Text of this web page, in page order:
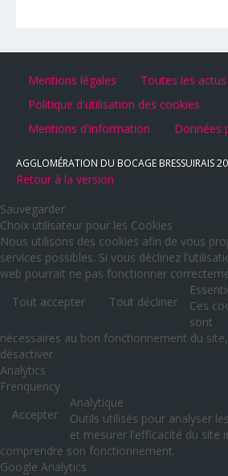
Mentions légales
Toutes les actus
Politique d'utilisation des cookies
Mentions d'information
Données
AGGLOMÉRATION DU BOCAGE BRESSUIRAIS
Retour à la version
Sauvegarder
Choix utilisateur pour les Cookies
Nous utilisons des cookies afin de vous
services possibles. Si vous déclinez
web pourrait ne pas fonctionner
Tout accepter
Tout décliner
Ces
sont
nécessaires au bon fonctionnement du
désactiver.
Analytics
Frenquency
Accepter
Analytique
Outils utilisés pour analyser
et mesurer l'efficacité du site
comprendre son fonctionnement.
Google Analytics